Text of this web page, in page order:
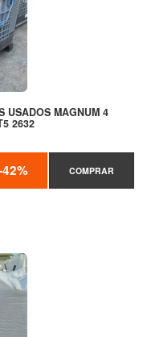
USADOS MAGNUM 4
2632
COMPRAR